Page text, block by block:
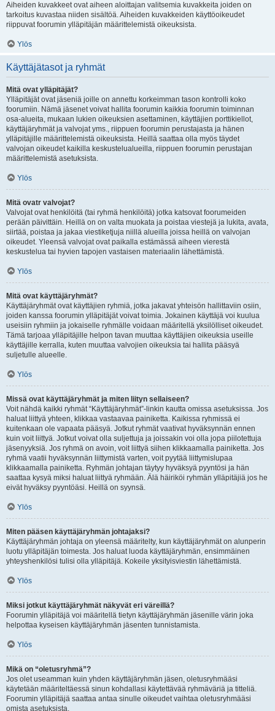
Aiheiden kuvakkeet ovat aiheen aloittajan valitsemia kuvakkeita joiden on
tarkoitus kuvastaa niiden sisältöä. Aiheiden kuvakkeiden käyttöoikeudet
riippuvat foorumin ylläpitäjän määrittelemistä oikeuksista.
Ylös
Käyttäjätasot ja ryhmät
Mitä ovat ylläpitäjät?
Ylläpitäjät ovat jäseniä joille on annettu korkeimman tason kontrolli koko
foorumiin. Nämä jäsenet voivat hallita foorumin kaikkia foorumin toiminnan
osa-alueita, mukaan lukien oikeuksien asettaminen, käyttäjien porttikiellot,
käyttäjäryhmät ja valvojat yms., riippuen foorumin perustajasta ja hänen
ylläpitäjille määrittelemistä oikeuksista. Heillä saattaa olla myös täydet
valvojan oikeudet kaikilla keskustelualueilla, riippuen foorumin perustajan
määrittelemistä asetuksista.
Ylös
Mitä ovatr valvojat?
Valvojat ovat henkilöitä (tai ryhmä henkilöitä) jotka katsovat foorumeiden
perään päivittäin. Heillä on on valta muokata ja poistaa viestejä ja lukita, avata,
siirtää, poistaa ja jakaa viestiketjuja niillä alueilla joissa heillä on valvojan
oikeudet. Yleensä valvojat ovat paikalla estämässä aiheen vierestä
keskustelua tai hyvien tapojen vastaisen materiaalin lähettämistä.
Ylös
Mitä ovat käyttäjäryhmät?
Käyttäjäryhmät ovat käyttäjien ryhmiä, jotka jakavat yhteisön hallittaviin osiin,
joiden kanssa foorumin ylläpitäjät voivat toimia. Jokainen käyttäjä voi kuulua
useisiin ryhmiin ja jokaiselle ryhmälle voidaan määritellä yksilölliset oikeudet.
Tämä tarjoaa ylläpitäjille helpon tavan muuttaa käyttäjien oikeuksia useille
käyttäjille kerralla, kuten muuttaa valvojien oikeuksia tai hallita pääsyä
suljetulle alueelle.
Ylös
Missä ovat käyttäjäryhmät ja miten liityn sellaiseen?
Voit nähdä kaikki ryhmät “Käyttäjäryhmät”-linkin kautta omissa asetuksissa. Jos
haluat liittyä yhteen, klikkaa vastaavaa painiketta. Kaikissa ryhmissä ei
kuitenkaan ole vapaata pääsyä. Jotkut ryhmät vaativat hyväksynnän ennen
kuin voit liittyä. Jotkut voivat olla suljettuja ja joissakin voi olla jopa piilotettuja
jäsenyyksiä. Jos ryhmä on avoin, voit liittyä siihen klikkaamalla painiketta. Jos
ryhmä vaatii hyväksynnän liittymistä varten, voit pyytää liittymislupaa
klikkaamalla painiketta. Ryhmän johtajan täytyy hyväksyä pyyntösi ja hän
saattaa kysyä miksi haluat liittyä ryhmään. Älä häiriköi ryhmän ylläpitäjiä jos he
eivät hyväksy pyyntöäsi. Heillä on syynsä.
Ylös
Miten pääsen käyttäjäryhmän johtajaksi?
Käyttäjäryhmän johtaja on yleensä määritelty, kun käyttäjäryhmät on alunperin
luotu ylläpitäjän toimesta. Jos haluat luoda käyttäjäryhmän, ensimmäinen
yhteyshenkilösi tulisi olla ylläpitäjä. Kokeile yksityisviestin lähettämistä.
Ylös
Miksi jotkut käyttäjäryhmät näkyvät eri väreillä?
Foorumin ylläpitäjä voi määritellä tietyn käyttäjäryhmän jäsenille värin joka
helpottaa kyseisen käyttäjäryhmän jäsenten tunnistamista.
Ylös
Mikä on “oletusryhmä”?
Jos olet useamman kuin yhden käyttäjäryhmän jäsen, oletusryhmääsi
käytetään määriteltäessä sinun kohdallasi käytettävää ryhmäväriä ja titteliä.
Foorumin ylläpitäjä saattaa antaa sinulle oikeudet vaihtaa oletusryhmääsi
omista asetuksista.